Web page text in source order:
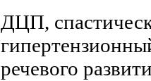
ДЦП,
речевого